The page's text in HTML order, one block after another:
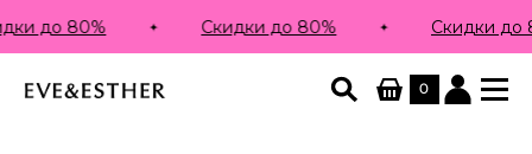
0
Скидки до 80% Скидки до 80%